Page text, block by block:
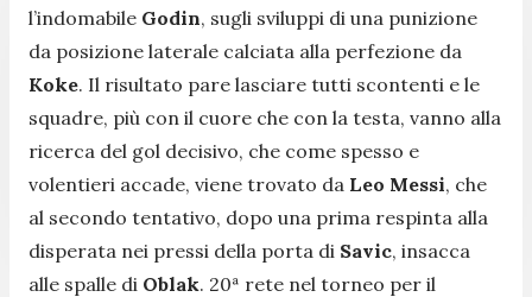
l’indomabile Godin, sugli sviluppi di una punizione
da posizione laterale calciata alla perfezione da
Koke. Il risultato pare lasciare tutti scontenti e le
squadre, più con il cuore che con la testa, vanno alla
ricerca del gol decisivo, che come spesso e
volentieri accade, viene trovato da Leo Messi, che
al secondo tentativo, dopo una prima respinta alla
disperata nei pressi della porta di Savic, insacca
alle spalle di Oblak. 20ª rete nel torneo per il